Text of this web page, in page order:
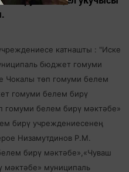
катнашты : "Иске
бюджет гомуми
Чокалы төп гомуми белем
гомуми белем бирү
гомуми белем бирү мәктәбе»
бирү учреждениесенең
Низамутдинов Р.М.
бирү мәктәбе»,«Чуваш
мәктәбе» муниципаль